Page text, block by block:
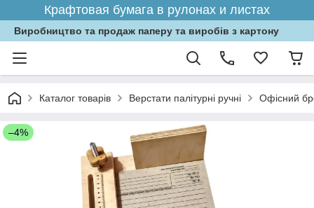
Крафтовая бумага в рулонах и листах
Виробництво та продаж паперу та виробів з картону
Каталог товарів Верстати палітурні ручні Офісний
–4%